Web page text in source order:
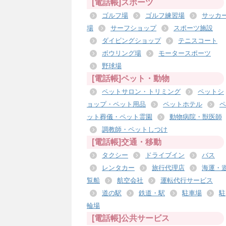
[電話帳]スポーツ
ゴルフ場 ゴルフ練習場
サッカ
場
サーフショップ
スポーツ施設
ダイビングショップ
テニスコート
ボウリング場
モータースポーツ
野球場
[電話帳]ペット・動物
ペットサロン・トリミング
ペットシ
ョップ・ペット用品
ペットホテル
ペ
ット葬儀・ペット霊園
動物病院・獣医師
調教師・ペットしつけ
[電話帳]交通・移動
タクシー ドライブイン
バス
レンタカー
旅行代理店
海運・
覧船
航空会社
運転代行サービス
道の駅
鉄道・駅 駐車場
駐
輪場
[電話帳]公共サービス